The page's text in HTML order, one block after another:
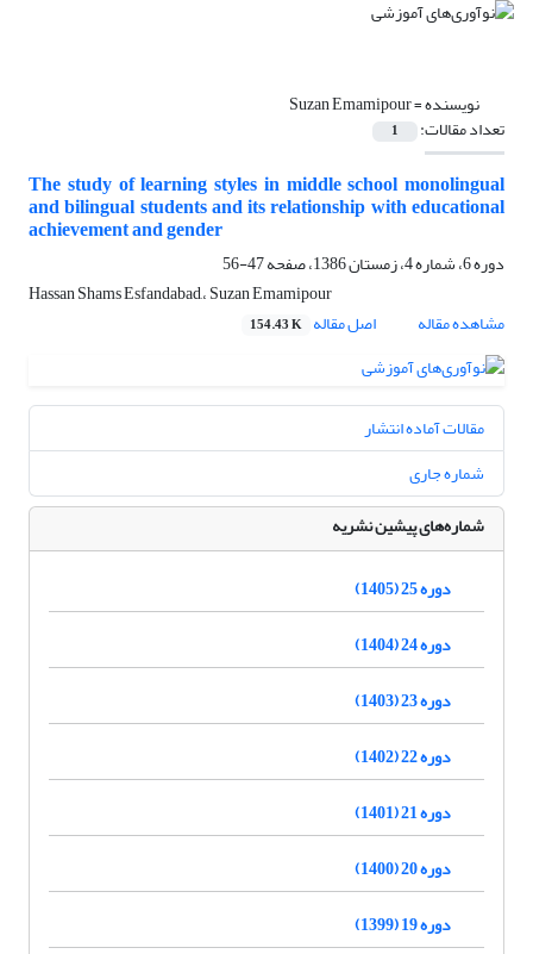
نویسنده =Suzan Emamipour
تعداد مقالات: 1
The study of learning styles in middle school monolingual
and bilingual students and its relationship with educational
achievement and gender
دوره 6، شماره 4، زمستان 1386، صفحه
47-56
Hassan Shams Esfandabad,، Suzan Emamipour
مشاهده مقاله
اصل مقاله 154.43 K
مقالات آماده انتشار
شماره جاری
شماره‌های پیشین نشریه
دوره 25 (1405)
دوره 24 (1404)
دوره 23 (1403)
دوره 22 (1402)
دوره 21 (1401)
دوره 20 (1400)
دوره 19 (1399)